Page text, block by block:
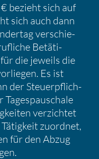
bezieht sich auf
sich auch dann
verschie­
Betäti­
die jeweils die
Es ist
der Steuer­pflich­
verzichtet
zuordnet,
für den Abzug